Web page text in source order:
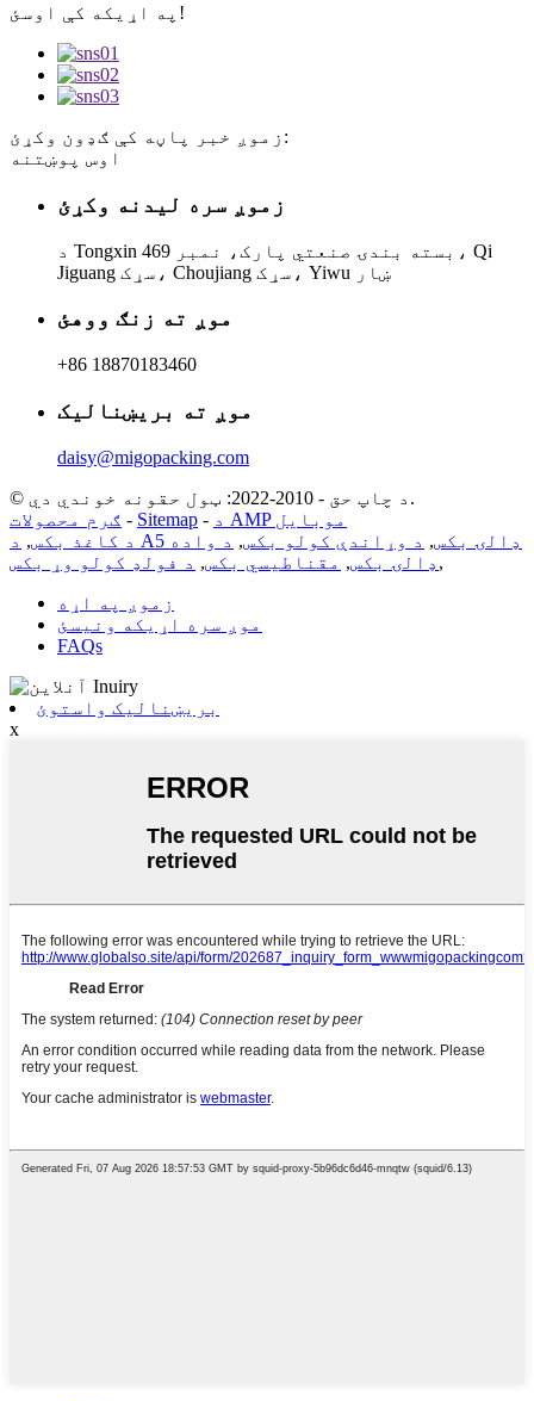
په اړیکه کې اوسئ!
زموږ خبر پاڼه کې ګډون وکړئ:
اوس پوښتنه
زموږ سره لیدنه وکړئ
د Tongxin بسته بندۍ صنعتي پارک، نمبر 469، Qi
Jiguang سړک، Choujiang سړک، Yiwu ښار
موږ ته زنګ ووهئ
+86 18870183460
موږ ته بریښنالیک
daisy@migopacking.com
© د چاپ حق - 2010-2022: ټول حقونه خوندي دي.
ګرم محصولات - Sitemap -
د AMP موبایل
د کاغذ بکس, د A5 ډالۍ بکس, د وړاندې کولو بکس, د واده
ډالۍ بکس, مقناطیسي بکس, د فولډ کولو وړ بکس
,
زموږ په اړه
موږ سره اړیکه ونیسئ
FAQs
بریښنالیک واستوئ
x